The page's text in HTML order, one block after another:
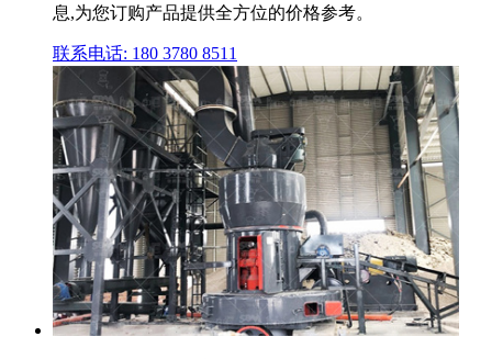
息,为您订购产品提供全方位的价格参考。
联系电话: 180 3780 8511